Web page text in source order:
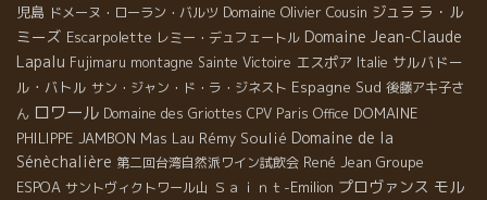
児島 ドメーヌ・ローラン・バルツ Domaine Olivier Cousin ジュラ ラ・ル
ミーズ Escarpolette レミー・デュフェートル Domaine Jean-Claude
Lapalu Fujimaru montagne Sainte Victoire エスポア Italie サルバドー
ル・バトル サン・ジャン・ド・ラ・ジネスト Espagne Sud 後藤アキ子さ
ん ロワール Domaine des Griottes CPV Paris Office DOMAINE
PHILIPPE JAMBON Mas Lau Rémy Soulié Domaine de la
Sénèchalière 第二回台湾自然派ワイン試飲会 René Jean Groupe
ESPOA サントヴィクトワール山 Ｓａｉｎｔ-Emilion プロヴァンス モル